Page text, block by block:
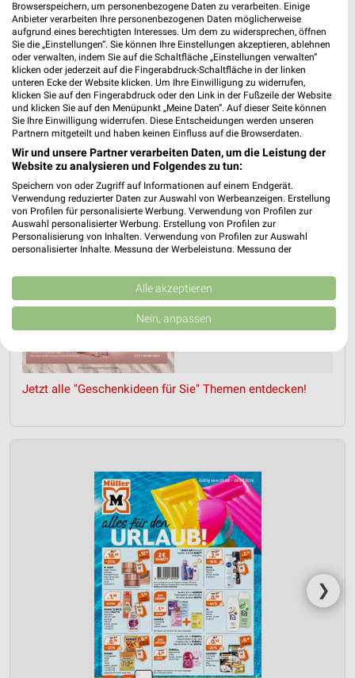
PROSPEKT BLÄTTERN
GESCHENKIDEEN FÜR SIE
Jetzt alle "Geschenkideen für Sie" Themen entdecken!
❯
Browserspeichern, um personenbezogene Daten zu verarbeiten. Einige
Anbieter verarbeiten Ihre personenbezogenen Daten möglicherweise
aufgrund eines berechtigten Interesses. Um dem zu widersprechen, öffnen
Sie die „Einstellungen“. Sie können Ihre Einstellungen akzeptieren, ablehnen
oder verwalten, indem Sie auf die Schaltfläche „Einstellungen verwalten“
klicken oder jederzeit auf die Fingerabdruck-Schaltfläche in der linken
unteren Ecke der Website klicken. Um Ihre Einwilligung zu widerrufen,
klicken Sie auf den Fingerabdruck oder den Link in der Fußzeile der Website
und klicken Sie auf den Menüpunkt „Meine Daten“. Auf dieser Seite können
Sie Ihre Einwilligung widerrufen. Diese Entscheidungen werden unseren
Partnern mitgeteilt und haben keinen Einfluss auf die Browserdaten.
Wir und unsere Partner verarbeiten Daten, um die Leistung der
Website zu analysieren und Folgendes zu tun:
Speichern von oder Zugriff auf Informationen auf einem Endgerät.
Verwendung reduzierter Daten zur Auswahl von Werbeanzeigen. Erstellung
von Profilen für personalisierte Werbung. Verwendung von Profilen zur
Auswahl personalisierter Werbung. Erstellung von Profilen zur
Personalisierung von Inhalten. Verwendung von Profilen zur Auswahl
personalisierter Inhalte. Messung der Werbeleistung. Messung der
Kombinationen von Daten aus verschiedenen Quellen. Entwicklung und
Verbesserung der Angebote. Verwendung reduzierter Daten zur Auswahl
von Inhalten.
Daten können außerhalb der Europäischen Union weitergegeben und in die
USA gesendet werden.
Website/App.
Partnerliste anzeigen (1 IAB-Anbieter)
Verwendung reduzierter Daten zur Auswahl von
Werbeanzeigen
Erstellung von Profilen für personalisierte
Verwendung von Profilen zur Auswahl
personalisierter Werbung
Erstellung von Profilen zur Personalisierung
Verwendung von Profilen zur Auswahl
Alle akzeptieren
Nein, anpassen